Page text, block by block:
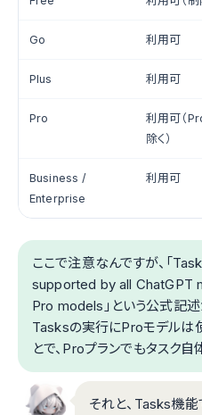
Go 利用可
Plus 利用可
Pro
利用可（
除く）
Business /
Enterprise
利用可
ここで注意なんですが、「
supported by all ChatGPT
Pro models」という公式記述
Tasksの実行にProモデルは
とで、Proプランでもタスク自
それと、Tasks機